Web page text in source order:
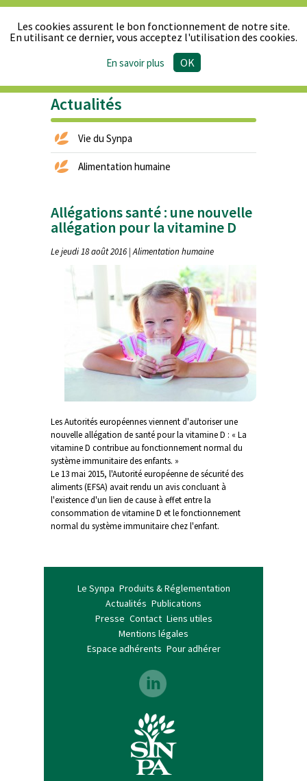
& Réglementation
Actualités Publications
Actualités
Vie du Synpa
Alimentation humaine
Allégations santé : une nouvelle
allégation pour la vitamine D
Le jeudi 18 août 2016 | Alimentation humaine
Les Autorités européennes viennent d'autoriser une
nouvelle allégation de santé pour la vitamine D : « La
vitamine D contribue au fonctionnement normal du
système immunitaire des enfants. »
Le 13 mai 2015, l'Autorité européenne de sécurité des
aliments (EFSA) avait rendu un avis concluant à
l'existence d'un lien de cause à effet entre la
consommation de vitamine D et le fonctionnement
normal du système immunitaire chez l'enfant.
Le Synpa Produits & Réglementation
Actualités Publications
Presse Contact Liens utiles
Mentions légales
Espace adhérents Pour adhérer
Les cookies assurent le bon fonctionnement de notre site.
En utilisant ce dernier, vous acceptez l'utilisation des cookies.
En savoir plus OK